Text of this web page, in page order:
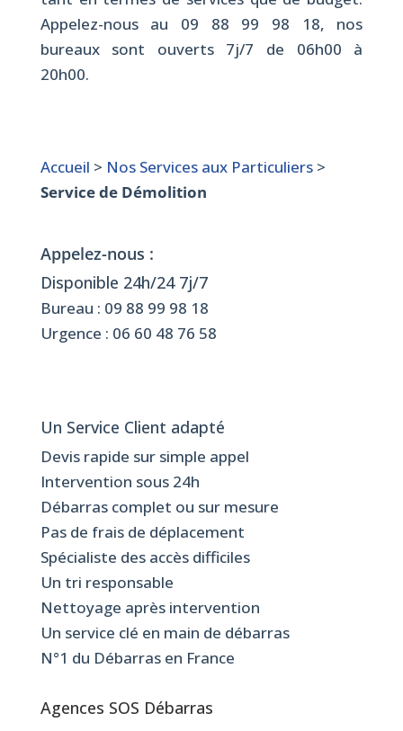
Appelez-nous au 09 88 99 98 18, nos
bureaux sont ouverts 7j/7 de 06h00 à
20h00.
Accueil > Nos Services aux Particuliers>
Service de Démolition
Appelez-nous :
Disponible 24h/24 7j/7
Bureau : 09 88 99 98 18
Urgence : 06 60 48 76 58
Un Service Client adapté
Devis rapide sur simple appel
Intervention sous 24h
Débarras complet ou sur mesure
Pas de frais de déplacement
Spécialiste des accès difficiles
Un tri responsable
Nettoyage après intervention
Un service clé en main de débarras
N°1 du Débarras en France
Agences SOS Débarras